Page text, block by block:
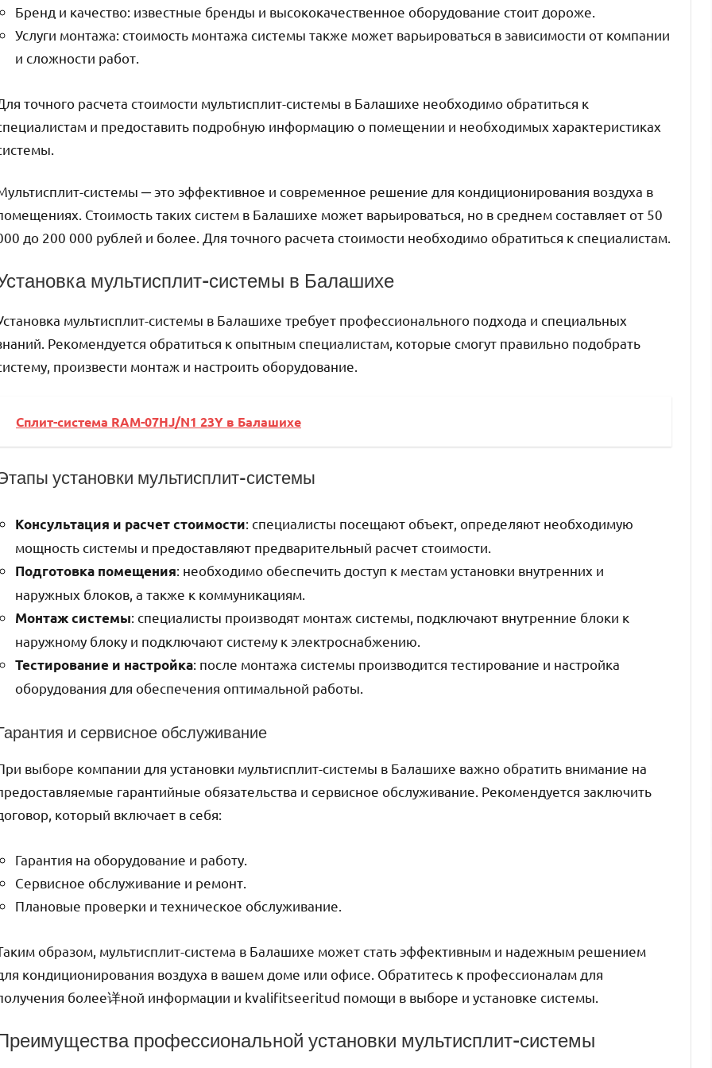
Бренд и качество: известные бренды и высококачественное оборудование стоит дороже.
Услуги монтажа: стоимость монтажа системы также может варьироваться в зависимости от компании
и сложности работ.
точного расчета стоимости мультисплит-системы в Балашихе необходимо обратиться к
и предоставить подробную информацию о помещении и необходимых характеристиках
системы ─ это эффективное и современное решение для кондиционирования воздуха в
Стоимость таких систем в Балашихе может варьироваться, но в среднем составляет от 50
до 200 000 рублей и более. Для точного расчета стоимости необходимо обратиться к специалистам.
мультисплит-системы в Балашихе
мультисплит-системы в Балашихе требует профессионального подхода и специальных
Рекомендуется обратиться к опытным специалистам, которые смогут правильно подобрать
произвести монтаж и настроить оборудование.
Сплит-система RAM-07HJ/N1 23Y в Балашихе
установки мультисплит-системы
Консультация и расчет стоимости: специалисты посещают объект, определяют необходимую
мощность системы и предоставляют предварительный расчет стоимости.
Подготовка помещения: необходимо обеспечить доступ к местам установки внутренних и
наружных блоков, а также к коммуникациям.
Монтаж системы: специалисты производят монтаж системы, подключают внутренние блоки к
наружному блоку и подключают систему к электроснабжению.
Тестирование и настройка: после монтажа системы производится тестирование и настройка
оборудования для обеспечения оптимальной работы.
и сервисное обслуживание
выборе компании для установки мультисплит-системы в Балашихе важно обратить внимание на
гарантийные обязательства и сервисное обслуживание. Рекомендуется заключить
который включает в себя:
Гарантия на оборудование и работу.
Сервисное обслуживание и ремонт.
Плановые проверки и техническое обслуживание.
образом, мультисплит-система в Балашихе может стать эффективным и надежным решением
кондиционирования воздуха в вашем доме или офисе. Обратитесь к профессионалам для
более详ной информации и kvalifitseeritud помощи в выборе и установке системы.
профессиональной установки мультисплит-системы